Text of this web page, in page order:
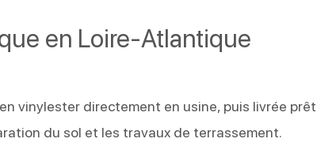
en Loire-Atlantique
vinylester directement en usine, puis livrée
du sol et les travaux de terrassement.